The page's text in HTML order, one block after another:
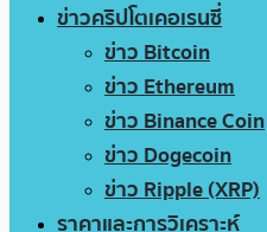
ข่าวคริปโตเคอเรนซี่
ข่าว Bitcoin
ข่าว Ethereum
ข่าว Binance Coin
ข่าว Dogecoin
ข่าว Ripple (XRP)
ราคาและการวิเคราะห์